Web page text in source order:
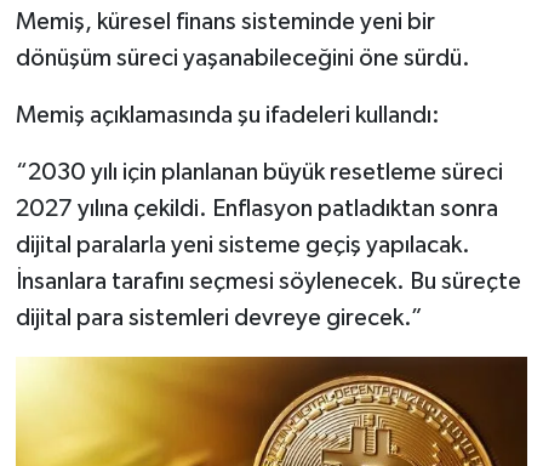
Memiş, küresel finans sisteminde yeni bir
dönüşüm süreci yaşanabileceğini öne sürdü.
Memiş açıklamasında şu ifadeleri kullandı:
“2030 yılı için planlanan büyük resetleme süreci
2027 yılına çekildi. Enflasyon patladıktan sonra
dijital paralarla yeni sisteme geçiş yapılacak.
İnsanlara tarafını seçmesi söylenecek. Bu süreçte
dijital para sistemleri devreye girecek.”